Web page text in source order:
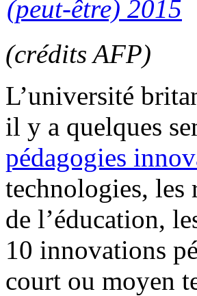
(crédits AFP)
L’université
il y a quelques
pédagogies
technologies, les
de l’éducation,
10 innovations
court ou moyen